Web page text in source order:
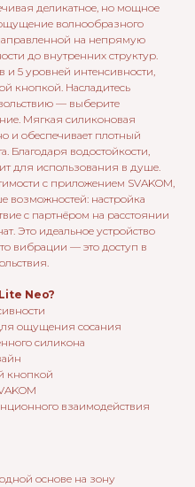
деликатное, но мощное
волнообразного
на непрямую
до внутренних структур.
и 5 уровней интенсивности,
кнопкой. Насладитесь
— выберите
Мягкая силиконовая
и обеспечивает плотный
Благодаря водостойкости,
для использования в душе.
с приложением SVAKOM,
возможностей: настройка
с партнёром на расстоянии
Это идеальное устройство
вибрации — это доступ в
Neo?
ощущения сосания
силикона
кнопкой
взаимодействия
основе на зону